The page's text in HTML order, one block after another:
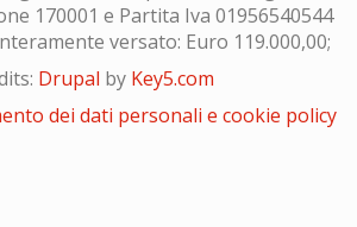
170001 e Partita Iva 01956540544
versato: Euro 119.000,00;
Drupal by Key5.com
dei dati personali e cookie policy